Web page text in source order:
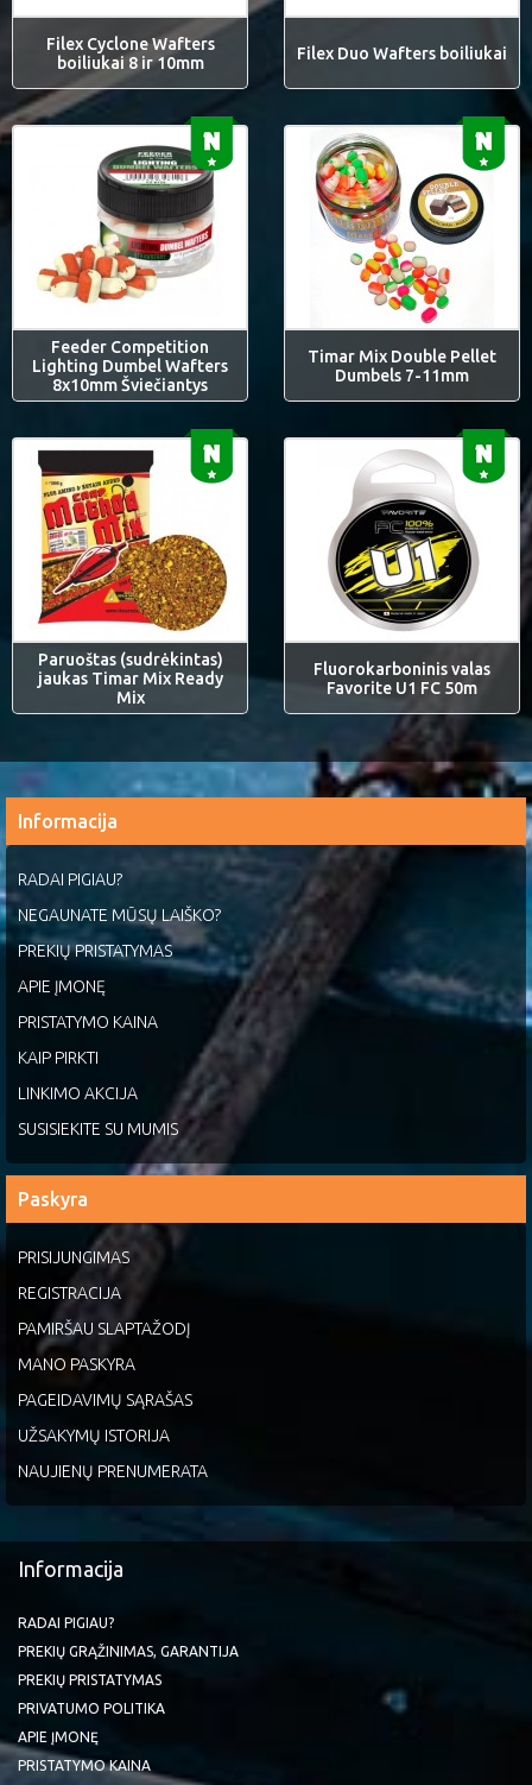
Filex Cyclone Wafters
boiliukai 8 ir 10mm
Filex Duo Wafters boiliukai
Feeder Competition
Lighting Dumbel Wafters
8x10mm Šviečiantys
Timar Mix Double Pellet
Dumbels 7-11mm
Paruoštas (sudrėkintas)
jaukas Timar Mix Ready
Mix
Fluorokarboninis valas
Favorite U1 FC 50m
Informacija
RADAI PIGIAU?
NEGAUNATE MŪSŲ LAIŠKO?
PREKIŲ PRISTATYMAS
APIE ĮMONĘ
PRISTATYMO KAINA
KAIP PIRKTI
LINKIMO AKCIJA
SUSISIEKITE SU MUMIS
Paskyra
PRISIJUNGIMAS
REGISTRACIJA
PAMIRŠAU SLAPTAŽODĮ
MANO PASKYRA
PAGEIDAVIMŲ SĄRAŠAS
UŽSAKYMŲ ISTORIJA
NAUJIENŲ PRENUMERATA
Informacija
RADAI PIGIAU?
PREKIŲ GRĄŽINIMAS, GARANTIJA
PREKIŲ PRISTATYMAS
PRIVATUMO POLITIKA
APIE ĮMONĘ
PRISTATYMO KAINA